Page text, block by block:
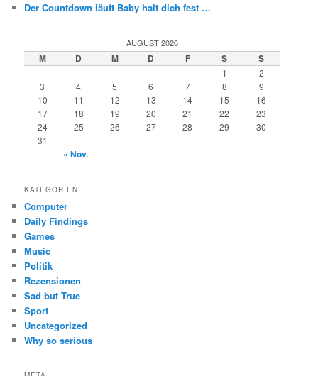
Der Countdown läuft Baby halt dich fest …
AUGUST 2026
M D M D F S S
1
2
3
4 5 6 7 8
9
10
11 12 13 14 15
16
17
18 19 20 21 22
23
24
25 26 27 28 29
30
31
« Nov.
KATEGORIEN
Computer
Daily Findings
Games
Music
Politik
Rezensionen
Sad but True
Sport
Uncategorized
Why so serious